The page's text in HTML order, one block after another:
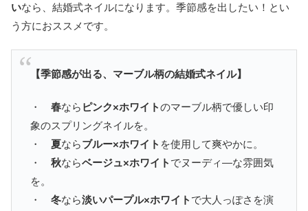
いなら、結婚式ネイルになります。季節感を出したい！とい
う方におススメです。
【季節感が出る、マーブル柄の結婚式ネイル】
・ 春なら ピンク×ホワイトのマーブル柄で優しい印
象のスプリングネイルを。
・ 夏ならブルー×ホワイト を使用して爽やかに。
・ 秋ならベージュ×ホワイト でヌーディ―な雰囲気
を。
・ 冬なら淡いパープル×ホワイト で大人っぽさを演